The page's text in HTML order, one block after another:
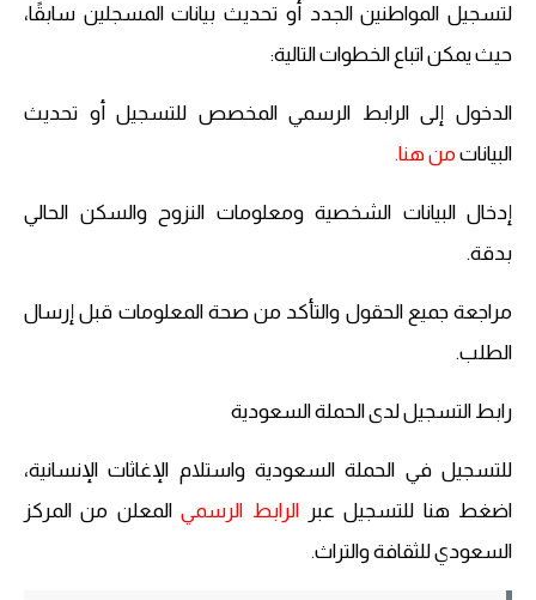
لتسجيل المواطنين الجدد أو تحديث بيانات المسجلين سابقًا،
حيث يمكن اتباع الخطوات التالية:
الدخول إلى الرابط الرسمي المخصص للتسجيل أو تحديث
البيانات من هنا.
إدخال البيانات الشخصية ومعلومات النزوح والسكن الحالي
بدقة.
مراجعة جميع الحقول والتأكد من صحة المعلومات قبل إرسال
الطلب.
رابط التسجيل لدى الحملة السعودية
للتسجيل في الحملة السعودية واستلام الإغاثات الإنسانية،
اضغط هنا للتسجيل عبرالرابط الرسمي المعلن من المركز
السعودي للثقافة والتراث.